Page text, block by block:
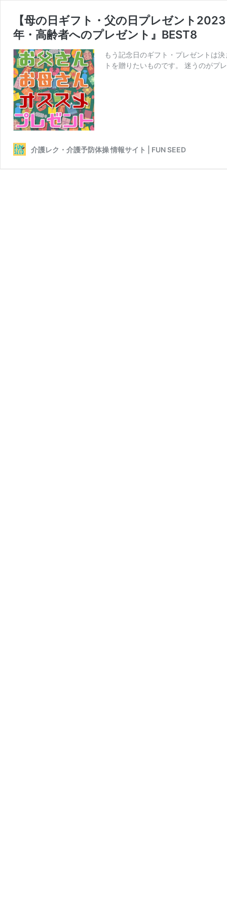
【母の日ギフト・父の日プレゼント
年・高齢者へのプレゼント』BEST8
もう記念日のギフト・プレゼントは
トを贈りたいものです。 迷うのが
介護レク・介護予防体操 情報サイト | FUN SEED